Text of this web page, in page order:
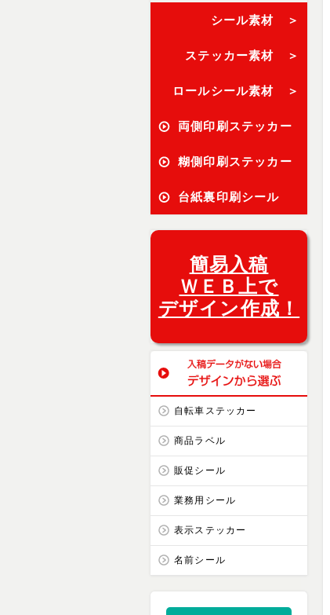
シール素材 ＞
ステッカー素材 ＞
ロールシール素材 ＞
両側印刷ステッカー
糊側印刷ステッカー
台紙裏印刷シール
簡易入稿
ＷＥＢ上で
デザイン作成！
自転車ステッカー
商品ラベル
販促シール
業務用シール
表示ステッカー
名前シール